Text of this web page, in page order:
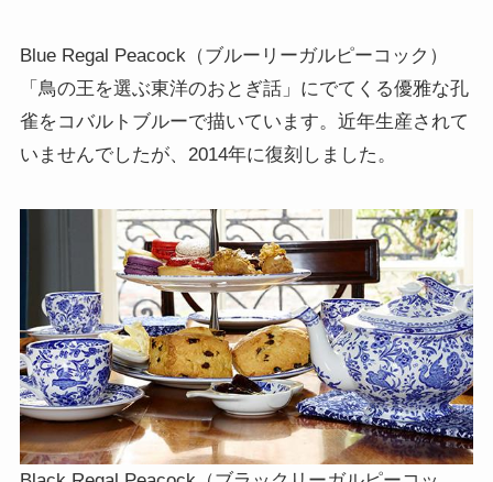
Blue Regal Peacock（ブルーリーガルピーコック）
「鳥の王を選ぶ東洋のおとぎ話」にでてくる優雅な孔
雀をコバルトブルーで描いています。近年生産されて
いませんでしたが、2014年に復刻しました。